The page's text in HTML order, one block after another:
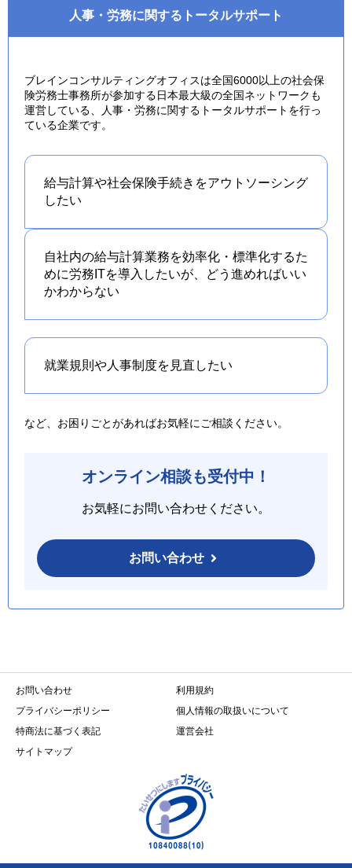
人事・労務に関するトータルサポート
ブレインコンサルティングオフィスは全国6000以上の社会保
険労務士事務所が参加する日本最大級の全国ネットワークも
運営している、人事・労務に関するトータルサポートを行っ
ている企業です。
給与計算や社会保険手続きをアウトソーシング
したい
自社内の給与計算業務を効率化・標準化するた
めに労務ITを導入したいが、どう進めればいい
かわからない
就業規則や人事制度を 見直したい
など、お困りごとがあればお気軽にご相談ください。
オンライン相談も受付中！
お気軽にお問い合わせください。
お問い合わせ
お問い合わせ
利用規約
プライバシーポリシー
個人情報の取扱いについて
特商法に基づく表記
運営会社
サイトマップ